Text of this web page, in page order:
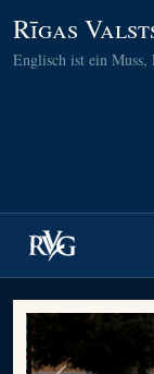
Rīgas
Englisch ist ein Muss,